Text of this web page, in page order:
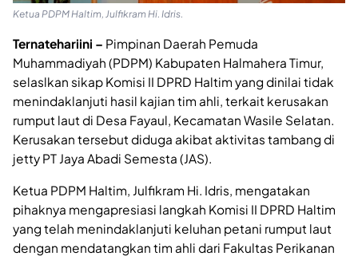
Ketua PDPM Haltim, Julfikram Hi. Idris.
Ternatehariini – Pimpinan Daerah Pemuda
Muhammadiyah (PDPM) Kabupaten Halmahera Timur,
selaslkan sikap Komisi II DPRD Haltim yang dinilai tidak
menindaklanjuti hasil kajian tim ahli, terkait kerusakan
rumput laut di Desa Fayaul, Kecamatan Wasile Selatan.
Kerusakan tersebut diduga akibat aktivitas tambang di
jetty PT Jaya Abadi Semesta (JAS).
Ketua PDPM Haltim, Julfikram Hi. Idris, mengatakan
pihaknya mengapresiasi langkah Komisi II DPRD Haltim
yang telah menindaklanjuti keluhan petani rumput laut
dengan mendatangkan tim ahli dari Fakultas Perikanan